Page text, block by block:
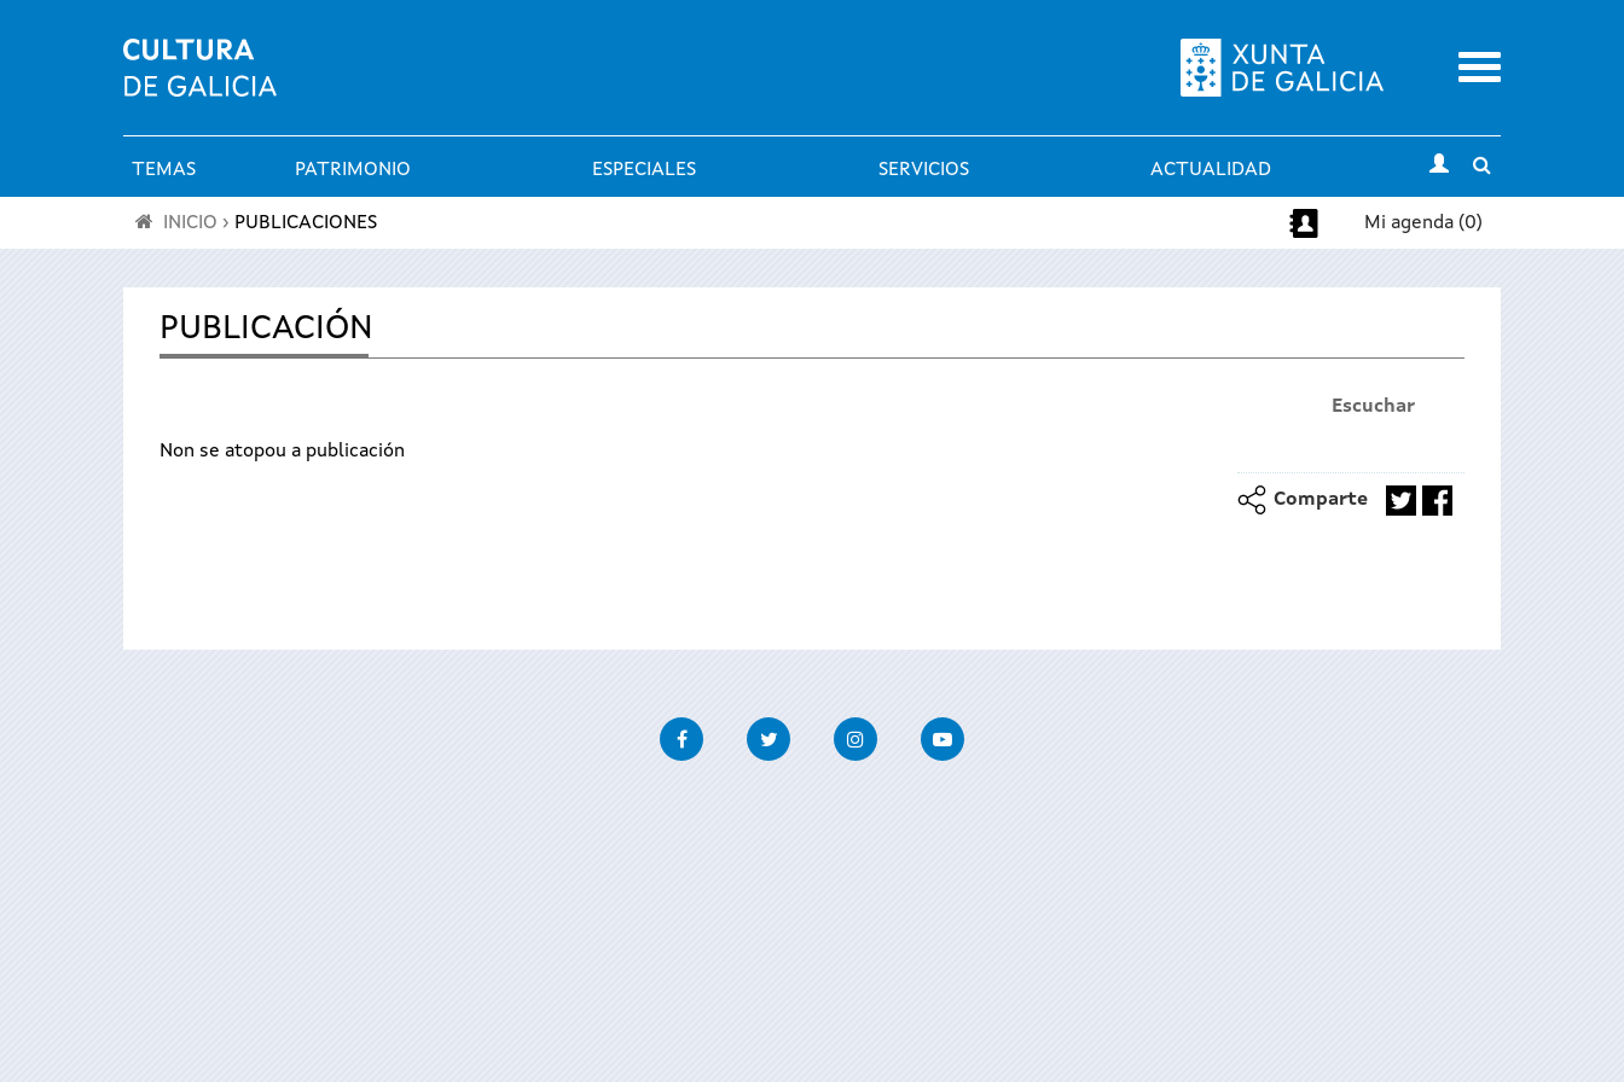
Menu
Menú
principal
TEMAS PATRIMONIO ESPECIALES SERVICIOS ACTUALIDAD
search
encuentra
aquí
INICIO › PUBLICACIONES Mi agenda (0)
PUBLICACIÓN
Escuchar
Non se atopou a publicación
Comparte
FacebookTwitter InstagramYoutube